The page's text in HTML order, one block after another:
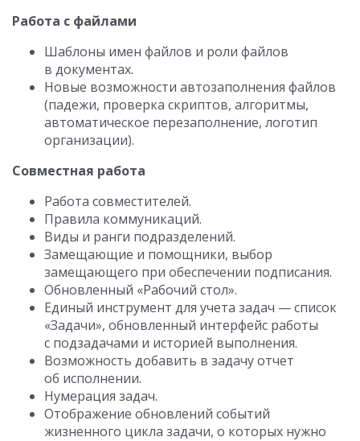
Работа с файлами
Шаблоны имен файлов и роли файлов
в документах.
Новые возможности автозаполнения файлов
(падежи, проверка скриптов, алгоритмы,
автоматическое перезаполнение, логотип
организации).
Совместная работа
Работа совместителей.
Правила коммуникаций.
Виды и ранги подразделений.
Замещающие и помощники, выбор
замещающего при обеспечении подписания.
Обновленный «Рабочий стол».
Единый инструмент для учета задач — список
«Задачи», обновленный интерфейс работы
с подзадачами и историей выполнения.
Возможность добавить в задачу отчет
об исполнении.
Нумерация задач.
Отображение обновлений событий
жизненного цикла задачи, о которых нужно